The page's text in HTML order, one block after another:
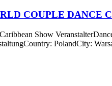
COUPLE DANCE
Show
PolandCity: